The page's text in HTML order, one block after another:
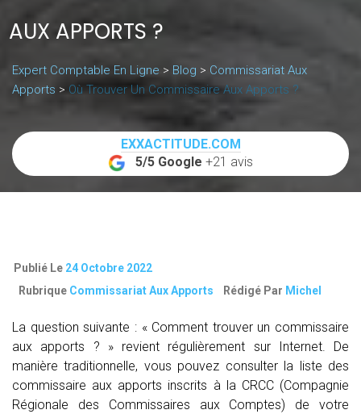
AUX APPORTS ?
Expert Comptable En Ligne > Blog > Commissariat Aux
Apports > Où Trouver Un Commissaire Aux Apports ?
EXXACTITUDE.COM
5/5 Google +21 avis
Publié Le 24 Octobre 2022
Rubrique Commissariat Aux Apports Rédigé Par Michel
La question suivante : « Comment trouver un commissaire
aux apports ? » revient régulièrement sur Internet. De
manière traditionnelle, vous pouvez consulter la liste des
commissaire aux apports inscrits à la CRCC (Compagnie
Régionale des Commissaires aux Comptes) de votre